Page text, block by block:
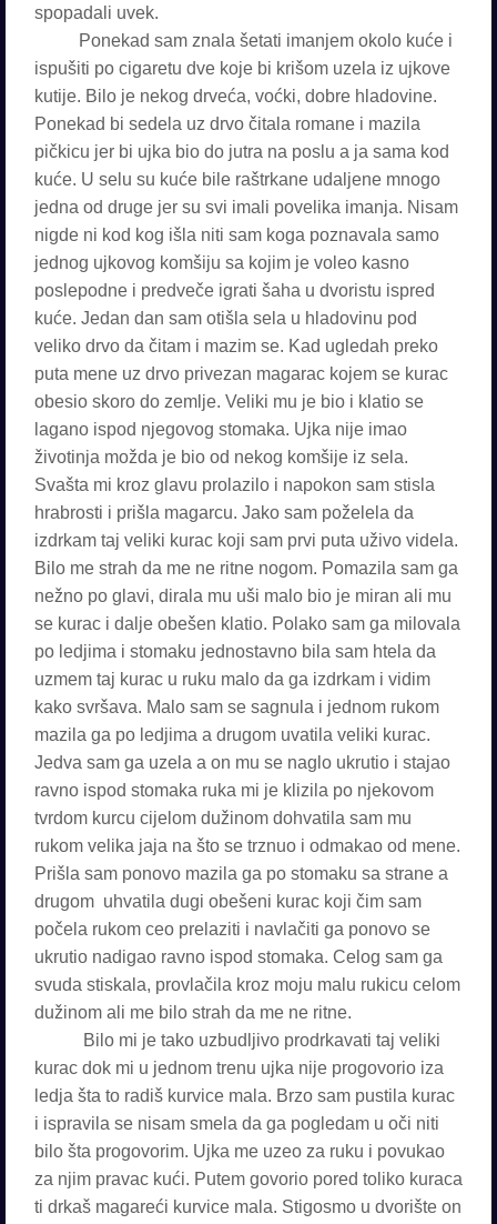
spopadali uvek.
Ponekad sam znala šetati imanjem okolo kuće i
ispušiti po cigaretu dve koje bi krišom uzela iz ujkove
kutije. Bilo je nekog drveća, voćki, dobre hladovine.
Ponekad bi sedela uz drvo čitala romane i mazila
pičkicu jer bi ujka bio do jutra na poslu a ja sama kod
kuće. U selu su kuće bile raštrkane udaljene mnogo
jedna od druge jer su svi imali povelika imanja. Nisam
nigde ni kod kog išla niti sam koga poznavala samo
jednog ujkovog komšiju sa kojim je voleo kasno
poslepodne i predveče igrati šaha u dvoristu ispred
kuće. Jedan dan sam otišla sela u hladovinu pod
veliko drvo da čitam i mazim se. Kad ugledah preko
puta mene uz drvo privezan magarac kojem se kurac
obesio skoro do zemlje. Veliki mu je bio i klatio se
lagano ispod njegovog stomaka. Ujka nije imao
životinja možda je bio od nekog komšije iz sela.
Svašta mi kroz glavu prolazilo i napokon sam stisla
hrabrosti i prišla magarcu. Jako sam poželela da
izdrkam taj veliki kurac koji sam prvi puta uživo videla.
Bilo me strah da me ne ritne nogom. Pomazila sam ga
nežno po glavi, dirala mu uši malo bio je miran ali mu
se kurac i dalje obešen klatio. Polako sam ga milovala
po ledjima i stomaku jednostavno bila sam htela da
uzmem taj kurac u ruku malo da ga izdrkam i vidim
kako svršava. Malo sam se sagnula i jednom rukom
mazila ga po ledjima a drugom uvatila veliki kurac.
Jedva sam ga uzela a on mu se naglo ukrutio i stajao
ravno ispod stomaka ruka mi je klizila po njekovom
tvrdom kurcu cijelom dužinom dohvatila sam mu
rukom velika jaja na što se trznuo i odmakao od mene.
Prišla sam ponovo mazila ga po stomaku sa strane a
drugom uhvatila dugi obešeni kurac koji čim sam
počela rukom ceo prelaziti i navlačiti ga ponovo se
ukrutio nadigao ravno ispod stomaka. Celog sam ga
svuda stiskala, provlačila kroz moju malu rukicu celom
dužinom ali me bilo strah da me ne ritne.
Bilo mi je tako uzbudljivo prodrkavati taj veliki
kurac dok mi u jednom trenu ujka nije progovorio iza
ledja šta to radiš kurvice mala. Brzo sam pustila kurac
i ispravila se nisam smela da ga pogledam u oči niti
bilo šta progovorim. Ujka me uzeo za ruku i povukao
za njim pravac kući. Putem govorio pored toliko kuraca
ti drkaš magareći kurvice mala. Stigosmo u dvorište on